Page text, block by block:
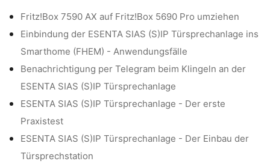
Fritz!Box 7590 AX auf Fritz!Box 5690 Pro umziehen
Einbindung der ESENTA SIAS (S)IP Türsprechanlage ins
Smarthome (FHEM) - Anwendungsfälle
Benachrichtigung per Telegram beim Klingeln an der
ESENTA SIAS (S)IP Türsprechanlage
ESENTA SIAS (S)IP Türsprechanlage - Der erste
Praxistest
ESENTA SIAS (S)IP Türsprechanlage - Der Einbau der
Türsprechstation